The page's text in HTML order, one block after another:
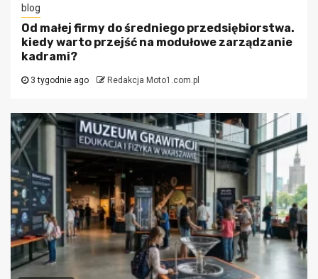
blog
Od małej firmy do średniego przedsiębiorstwa.
kiedy warto przejść na modułowe zarządzanie
kadrami?
3 tygodnie ago Redakcja Moto1.com.pl